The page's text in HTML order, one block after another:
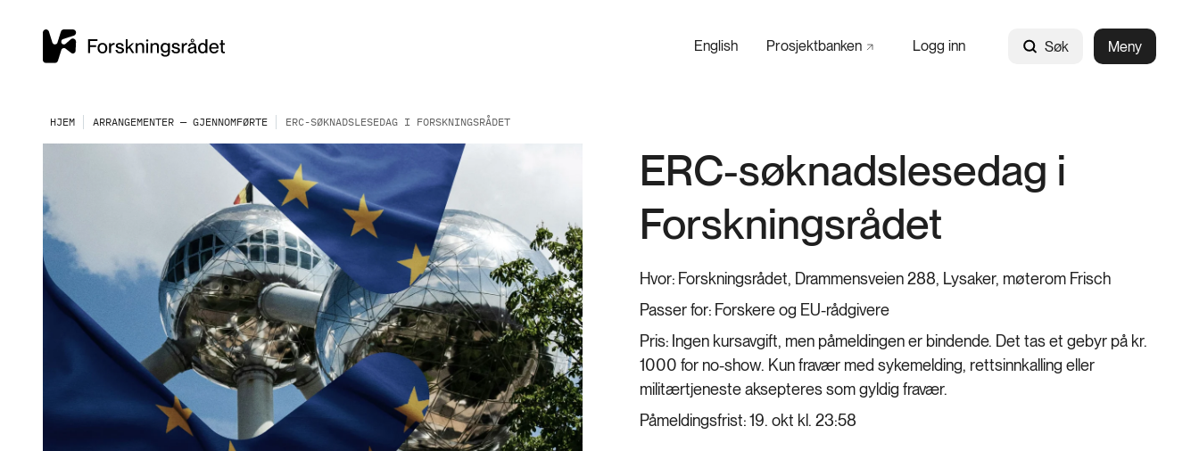
English Prosjektbanken Logg inn Søk Meny
HJEM ARRANGEMENTER — GJENNOMFØRTE ERC-SØKNADSLESEDAG I FORSKNINGSRÅDET
ERC-søknadslesedag i
Forskningsrådet
Hvor: Forskningsrådet, Drammensveien 288, Lysaker, møterom Frisch
Passer for: Forskere og EU-rådgivere
Pris: Ingen kursavgift, men påmeldingen er bindende. Det tas et gebyr på kr.
1000 for no-show. Kun fravær med sykemelding, rettsinnkalling eller
militærtjeneste aksepteres som gyldig fravær.
Påmeldingsfrist:19. okt kl. 23:58